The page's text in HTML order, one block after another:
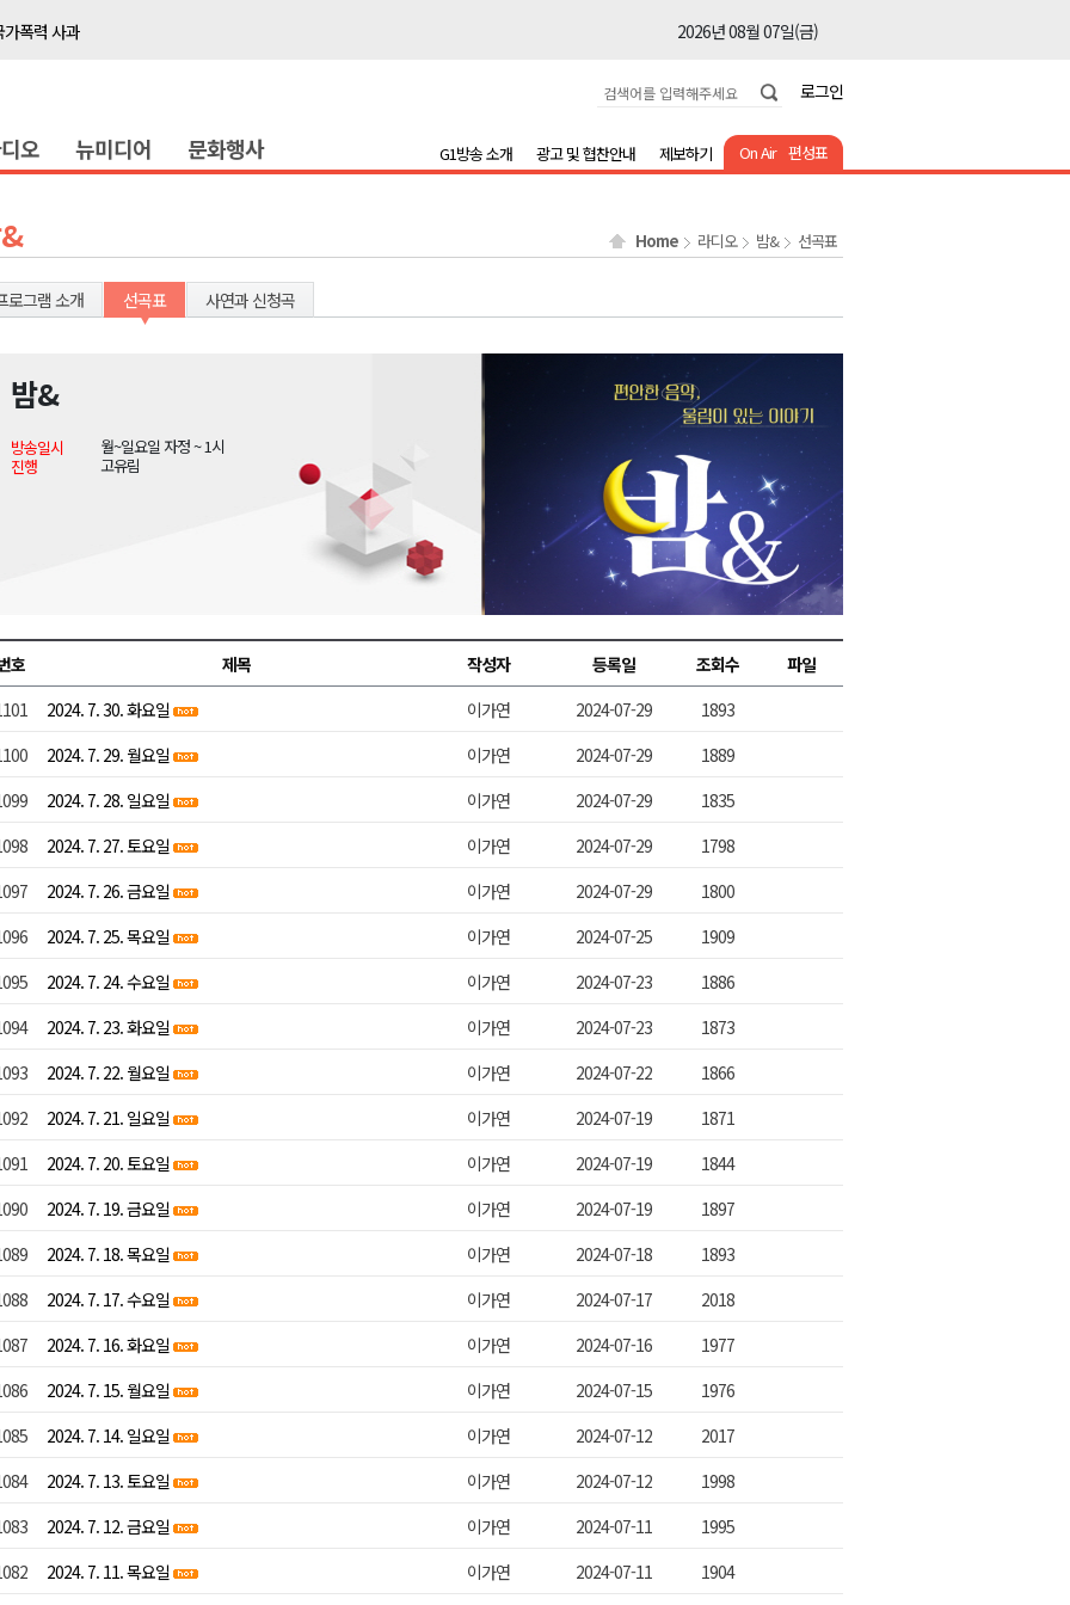
가폭력 사과
2026년 08월 07일(금)
2026년 08월 07일(금)
초청 특별 강연
2026년 08월 07일(금)
유치 건의
2026년 08월 07일(금)
공동체"
2026년 08월 07일(금)
폭력 사과
2026년 08월 07일(금)
목
2026년 08월 07일(금)
간담회
2026년 08월 07일(금)
2026년 08월 07일(금)
2026년 08월 07일(금)
2026년 08월 07일(금)
2026년 08월 07일(금)
2026년 08월 07일(금)
명 인사
2026년 08월 07일(금)
로그인
오 뉴미디어 문화행사 On Air 편성표
G1방송 소개 광고 및 협찬안내 제보하기
Home 라디오 밤& 선곡표
로그램 소개 선곡표 사연과 신청곡
밤&
방송일시
월~일요일 자정 ~ 1시
진행
고유림
호 제목 작성자 등록일 조회수
파일
2024. 7. 30. 화요일 이가연 2024-07-29
1893
2024. 7. 29. 월요일 이가연 2024-07-29
1889
2024. 7. 28. 일요일 이가연 2024-07-29
1835
2024. 7. 27. 토요일 이가연 2024-07-29
1798
2024. 7. 26. 금요일 이가연 2024-07-29
1800
2024. 7. 25. 목요일 이가연 2024-07-25
1909
2024. 7. 24. 수요일 이가연 2024-07-23
1886
2024. 7. 23. 화요일 이가연 2024-07-23
1873
2024. 7. 22. 월요일 이가연 2024-07-22
1866
2024. 7. 21. 일요일 이가연 2024-07-19
1871
2024. 7. 20. 토요일 이가연 2024-07-19
1844
2024. 7. 19. 금요일 이가연 2024-07-19
1897
2024. 7. 18. 목요일 이가연 2024-07-18
1893
2024. 7. 17. 수요일 이가연 2024-07-17
2018
2024. 7. 16. 화요일 이가연 2024-07-16
1977
2024. 7. 15. 월요일 이가연 2024-07-15
1976
2024. 7. 14. 일요일 이가연 2024-07-12
2017
2024. 7. 13. 토요일 이가연 2024-07-12
1998
2024. 7. 12. 금요일 이가연 2024-07-11
1995
2024. 7. 11. 목요일 이가연 2024-07-11 1904